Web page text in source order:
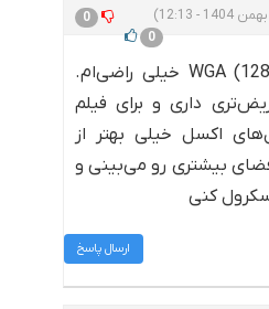
0
0
از رزولوشن WGA (1280x800) خیلی راضی‌ام.
داری و برای فیلم
اکسل خیلی بهتر از
بیشتری رو می‌بینی و
کنی
ارسال پاسخ